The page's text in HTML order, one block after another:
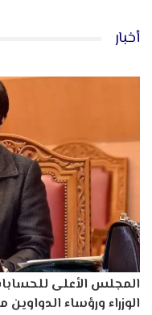
أخبار
المجلس الأعلى
الوزراء ورؤساء الدواوين